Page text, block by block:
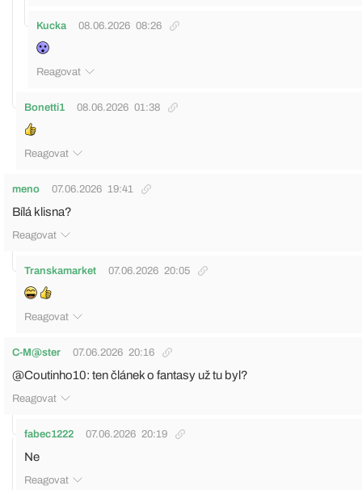
Kucka 08.06.2026 08:26
Reagovat
Bonetti1 08.06.2026 01:38
Reagovat
meno 07.06.2026 19:41
Bílá klisna?
Reagovat
Transkamarket 07.06.2026 20:05
Reagovat
C-M@ster 07.06.2026 20:16
@Coutinho10: ten článek o fantasy už tu byl?
Reagovat
fabec1222 07.06.2026 20:19
Ne
Reagovat